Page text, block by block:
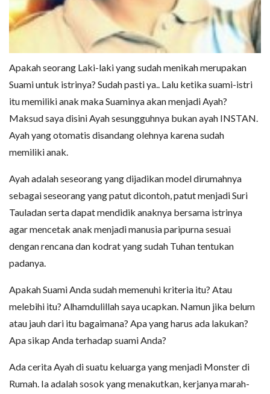
Apakah seorang Laki-laki yang sudah menikah merupakan
Suami untuk istrinya? Sudah pasti ya.. Lalu ketika suami-istri
itu memiliki anak maka Suaminya akan menjadi Ayah?
Maksud saya disini Ayah sesungguhnya bukan ayah INSTAN.
Ayah yang otomatis disandang olehnya karena sudah
memiliki anak.
Ayah adalah seseorang yang dijadikan model dirumahnya
sebagai seseorang yang patut dicontoh, patut menjadi Suri
Tauladan serta dapat mendidik anaknya bersama istrinya
agar mencetak anak menjadi manusia paripurna sesuai
dengan rencana dan kodrat yang sudah Tuhan tentukan
padanya.
Apakah Suami Anda sudah memenuhi kriteria itu? Atau
melebihi itu? Alhamdulillah saya ucapkan. Namun jika belum
atau jauh dari itu bagaimana? Apa yang harus ada lakukan?
Apa sikap Anda terhadap suami Anda?
Ada cerita Ayah di suatu keluarga yang menjadi Monster di
Rumah. Ia adalah sosok yang menakutkan, kerjanya marah-